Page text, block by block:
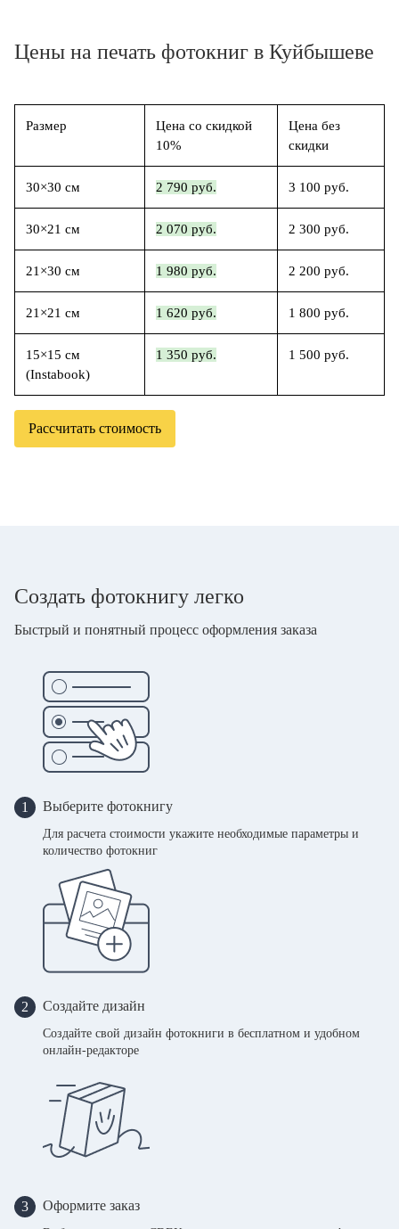
Цены на печать фотокниг в Куйбышеве
Размер
Цена со скидкой
10%
Цена без
скидки
30×30 см 2 790 руб. 3 100 руб.
30×21 см 2 070 руб. 2 300 руб.
21×30 см 1 980 руб. 2 200 руб.
21×21 см 1 620 руб. 1 800 руб.
15×15 см
(Instabook)
1 350 руб. 1 500 руб.
Рассчитать стоимость
Создать фотокнигу легко
Быстрый и понятный процесс оформления заказа
1 Выберите фотокнигу
Для расчета стоимости укажите необходимые параметры и
количество фотокниг
2 Создайте дизайн
Создайте свой дизайн фотокниги в бесплатном и удобном
онлайн-редакторе
3 Оформите заказ